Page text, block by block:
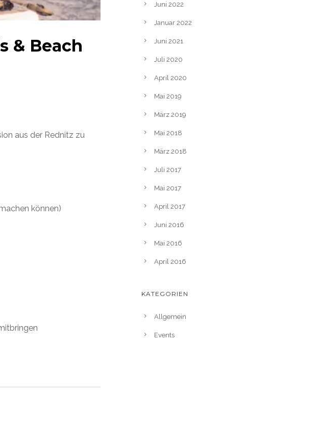
& Beach
aus der Rednitz zu
können)
Juni 2022
Januar 2022
Juni 2021
Juli 2020
April 2020
Mai 2019
März 2019
Mai 2018
März 2018
Juli 2017
Mai 2017
April 2017
Juni 2016
Mai 2016
April 2016
KATEGORIEN
Allgemein
Events